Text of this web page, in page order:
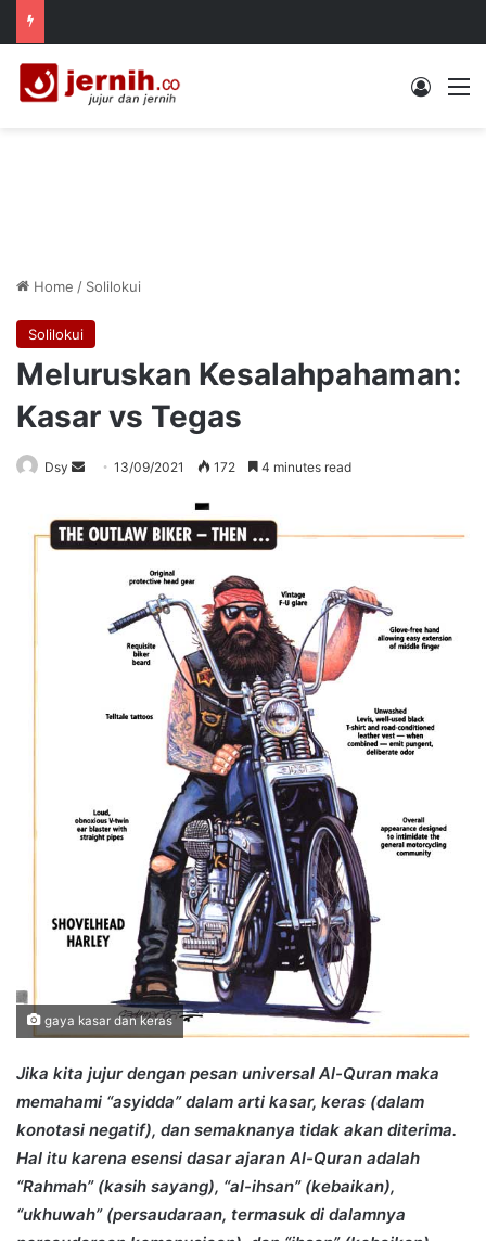
Log In
Home / Solilokui
Solilokui
Meluruskan Kesalahpahaman:
Kasar vs Tegas
Dsy
Send
email
13/09/2021 172 4 minutes read
gaya kasar dan keras
Jika kita jujur dengan pesan universal Al-Quran maka
memahami “asyidda” dalam arti kasar, keras (dalam
konotasi negatif), dan semaknanya tidak akan diterima.
Hal itu karena esensi dasar ajaran Al-Quran adalah
“Rahmah” (kasih sayang), “al-ihsan” (kebaikan),
“ukhuwah” (persaudaraan, termasuk di dalamnya